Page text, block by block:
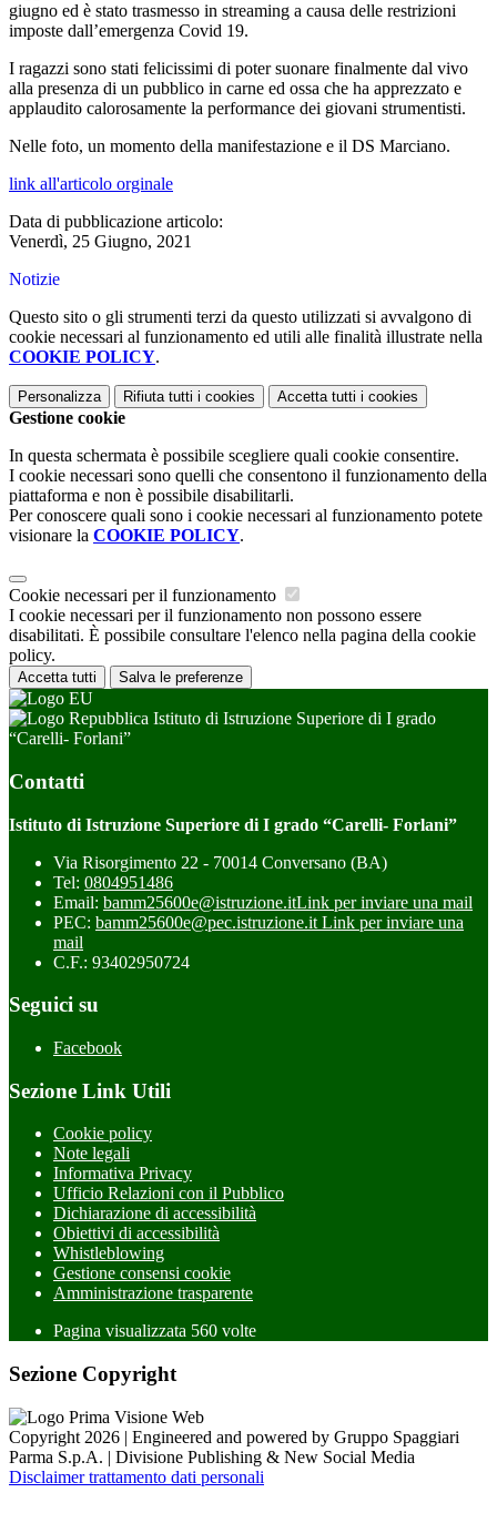
giugno ed è stato trasmesso in streaming a causa delle restrizioni
imposte dall’emergenza Covid 19.
I ragazzi sono stati felicissimi di poter suonare finalmente dal vivo
alla presenza di un pubblico in carne ed ossa che ha apprezzato e
applaudito calorosamente la performance dei giovani strumentisti.
Nelle foto, un momento della manifestazione e il DS Marciano.
link all'articolo orginale
Data di pubblicazione articolo:
Venerdì, 25 Giugno, 2021
Notizie
Questo sito o gli strumenti terzi da questo utilizzati si avvalgono di
cookie necessari al funzionamento ed utili alle finalità illustrate nella
COOKIE POLICY.
Personalizza Rifiuta tutti i cookies Accetta tutti i cookies
Gestione cookie
In questa schermata è possibile scegliere quali cookie consentire.
I cookie necessari sono quelli che consentono il funzionamento della
piattaforma e non è possibile disabilitarli.
Per conoscere quali sono i cookie necessari al funzionamento potete
visionare la COOKIE POLICY.
Cookie necessari per il funzionamento
I cookie necessari per il funzionamento non possono essere
disabilitati. È possibile consultare l'elenco nella pagina della cookie
policy.
Accetta tutti Salva le preferenze
Istituto di Istruzione Superiore di I grado
“Carelli- Forlani”
Contatti
Istituto di Istruzione Superiore di I grado “Carelli- Forlani”
Via Risorgimento 22 - 70014 Conversano (BA)
Tel: 0804951486
Email: bamm25600e@istruzione.itLink per inviare una mail
PEC: bamm25600e@pec.istruzione.it Link per inviare una
mail
C.F.: 93402950724
Seguici su
Facebook
Sezione Link Utili
Cookie policy
Note legali
Informativa Privacy
Ufficio Relazioni con il Pubblico
Dichiarazione di accessibilità
Obiettivi di accessibilità
Whistleblowing
Gestione consensi cookie
Amministrazione trasparente
Pagina visualizzata 560 volte
Sezione Copyright
Copyright 2026 | Engineered and powered by Gruppo Spaggiari
Parma S.p.A. | Divisione Publishing & New Social Media
Disclaimer trattamento dati personali